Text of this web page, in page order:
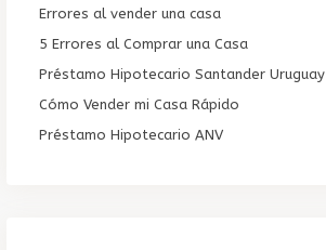
Errores al vender una casa
5 Errores al Comprar una Casa
Préstamo Hipotecario Santander Uruguay
Cómo Vender mi Casa Rápido
Préstamo Hipotecario ANV